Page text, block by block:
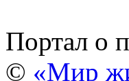
Портал о
© «Мир